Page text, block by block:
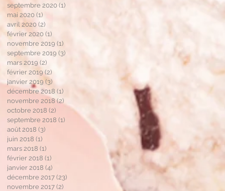
septembre 2020 (1)
mai 2020 (1)
avril 2020 (2)
février 2020 (1)
novembre 2019 (1)
septembre 2019 (3)
mars 2019 (2)
février 2019 (2)
janvier 2019 (3)
décembre 2018 (1)
novembre 2018 (2)
octobre 2018 (2) 2 posts
septembre 2018 (1)
août 2018 (3)
juin 2018 (1)
mars 2018 (1)
février 2018 (1)
janvier 2018 (4)
décembre 2017 (23)
novembre 2017 (2)